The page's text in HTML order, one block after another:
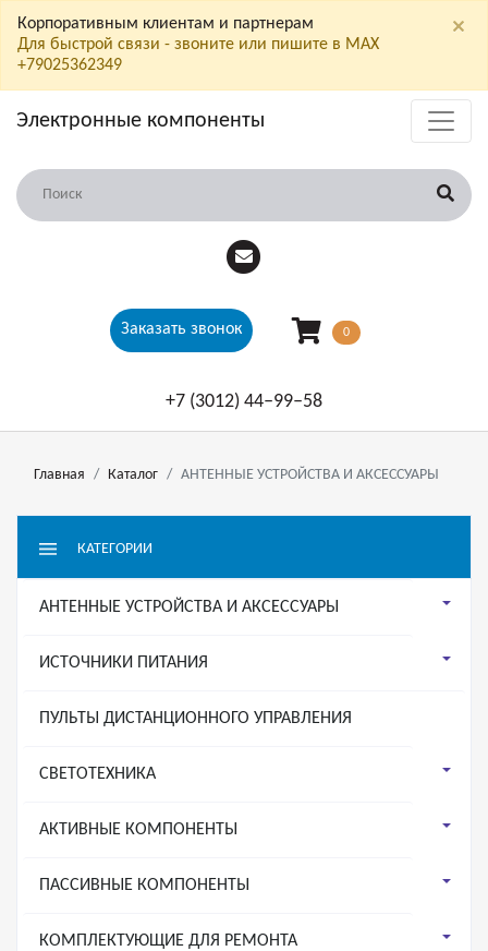
Корпоративным клиентам и партнерам
Для быстрой связи - звоните или пишите в МАХ
+79025362349
×
Электронные компоненты
Заказать звонок 0
+7 (3012) 44‒99‒58
Главная Каталог АНТЕННЫЕ УСТРОЙСТВА И АКСЕССУАРЫ
КАТЕГОРИИ
АНТЕННЫЕ УСТРОЙСТВА И АКСЕССУАРЫ
ИСТОЧНИКИ ПИТАНИЯ
ПУЛЬТЫ ДИСТАНЦИОННОГО УПРАВЛЕНИЯ
СВЕТОТЕХНИКА
АКТИВНЫЕ КОМПОНЕНТЫ
ПАССИВНЫЕ КОМПОНЕНТЫ
КОМПЛЕКТУЮЩИЕ ДЛЯ РЕМОНТА